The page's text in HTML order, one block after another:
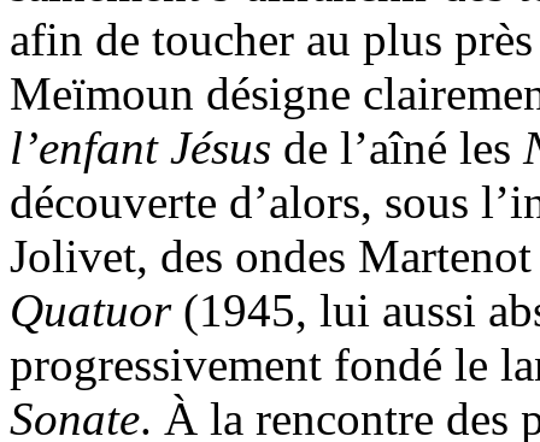
afin de toucher au plus
Meïmoun désigne
l’enfant Jésus de l’aîné les
découverte d’alors, sous
Jolivet, des ondes
Quatuor (1945, lui aussi
progressivement fondé le
Sonate. À la rencontre des